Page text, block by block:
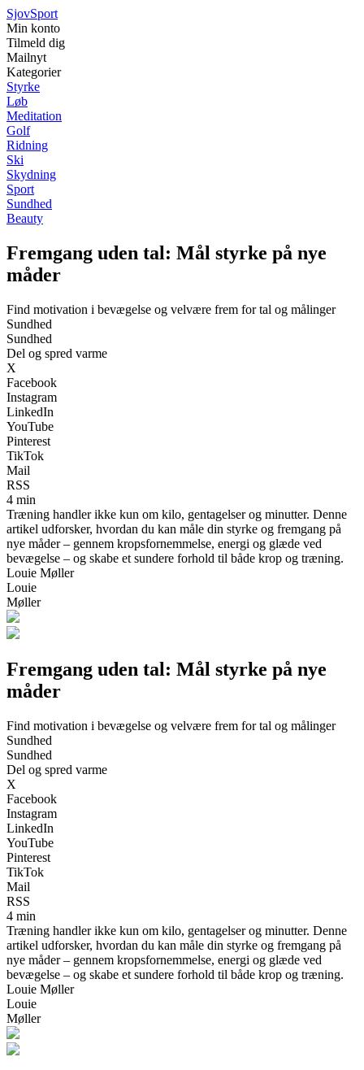
SjovSport
Min konto
Tilmeld dig
Mailnyt
Kategorier
Styrke
Løb
Meditation
Golf
Ridning
Ski
Skydning
Sport
Sundhed
Beauty
Fremgang uden tal: Mål styrke på nye
måder
Find motivation i bevægelse og velvære frem for tal og målinger
Sundhed
Sundhed
Del og spred varme
X
Facebook
Instagram
LinkedIn
YouTube
Pinterest
TikTok
Mail
RSS
4 min
Træning handler ikke kun om kilo, gentagelser og minutter. Denne
artikel udforsker, hvordan du kan måle din styrke og fremgang på
nye måder – gennem kropsfornemmelse, energi og glæde ved
bevægelse – og skabe et sundere forhold til både krop og træning.
Louie Møller
Louie
Møller
Fremgang uden tal: Mål styrke på nye
måder
Find motivation i bevægelse og velvære frem for tal og målinger
Sundhed
Sundhed
Del og spred varme
X
Facebook
Instagram
LinkedIn
YouTube
Pinterest
TikTok
Mail
RSS
4 min
Træning handler ikke kun om kilo, gentagelser og minutter. Denne
artikel udforsker, hvordan du kan måle din styrke og fremgang på
nye måder – gennem kropsfornemmelse, energi og glæde ved
bevægelse – og skabe et sundere forhold til både krop og træning.
Louie Møller
Louie
Møller